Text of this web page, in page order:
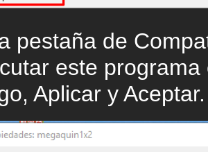
pestaña de
este
Aplicar y Aceptar.